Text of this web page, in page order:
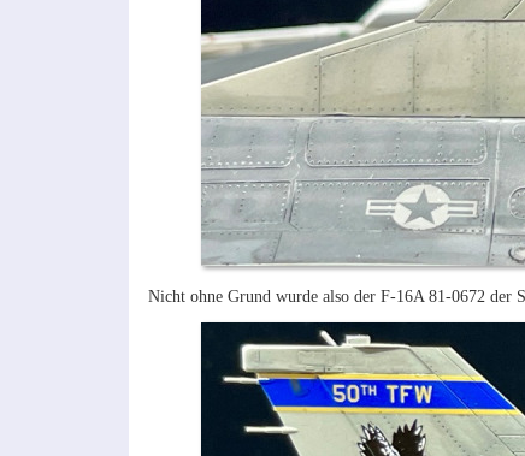
Nicht ohne Grund wurde also der F-16A 81-0672 der